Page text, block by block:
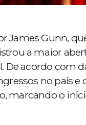
James Gunn,
a maior
De acordo com
no país
marcando o